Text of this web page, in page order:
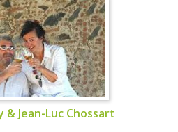
& Jean-Luc Chossart